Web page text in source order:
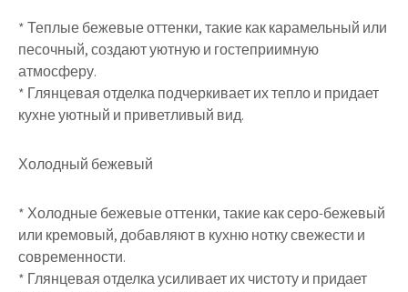
* Теплые бежевые оттенки, такие как карамельный или
песочный, создают уютную и гостеприимную
атмосферу.
* Глянцевая отделка подчеркивает их тепло и придает
кухне уютный и приветливый вид.
Холодный бежевый
* Холодные бежевые оттенки, такие как серо-бежевый
или кремовый, добавляют в кухню нотку свежести и
современности.
* Глянцевая отделка усиливает их чистоту и придает